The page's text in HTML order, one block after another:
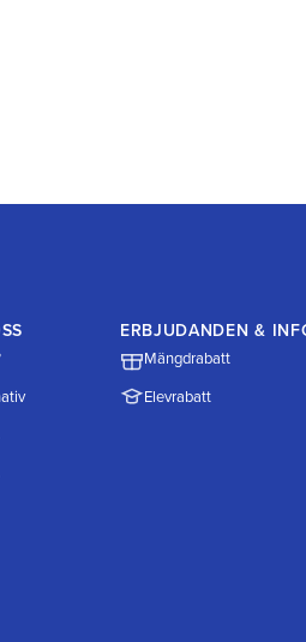
ERBJUDANDEN &
Mängdrabatt
Elevrabatt